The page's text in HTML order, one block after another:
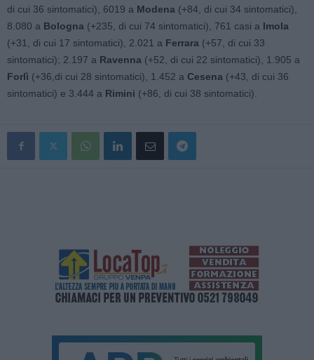
di cui 36 sintomatici), 6019 a Modena (+84, di cui 34 sintomatici),
8.080 a Bologna (+235, di cui 74 sintomatici), 761 casi a Imola
(+31, di cui 17 sintomatici), 2.021 a Ferrara (+57, di cui 33
sintomatici); 2.197 a Ravenna (+52, di cui 22 sintomatici), 1.905 a
Forlì (+36,di cui 28 sintomatici), 1.452 a Cesena (+43, di cui 36
sintomatici) e 3.444 a Rimini (+86, di cui 38 sintomatici).